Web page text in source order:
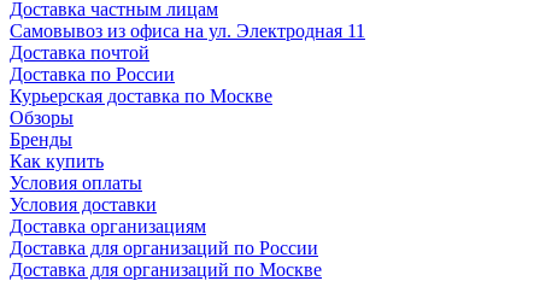
Доставка частным лицам
Самовывоз из офиса на ул. Электродная 11
Доставка почтой
Доставка по России
Курьерская доставка по Москве
Обзоры
Бренды
Как купить
Условия оплаты
Условия доставки
Доставка организациям
Доставка для организаций по России
Доставка для организаций по Москве